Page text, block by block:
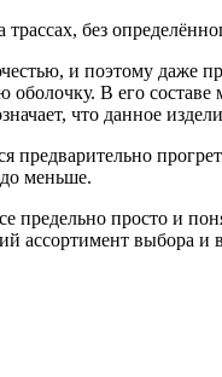
без
и поэтому даже
оболочку. В его
что данное
меньше.
предельно просто и
ассортимент выбора и